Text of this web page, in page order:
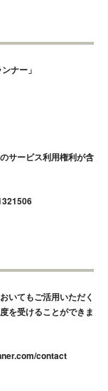
ナー」
サービス利用権利が含
いてもご活用いただく
を受けることができま
contact